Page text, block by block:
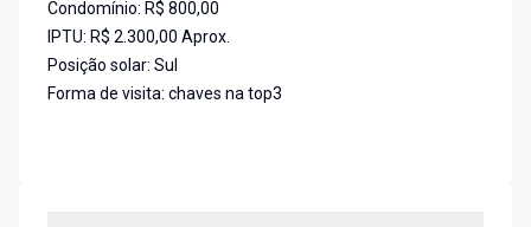
Condomínio: R$ 800,00
IPTU: R$ 2.300,00 Aprox.
Posição solar: Sul
Forma de visita: chaves na top3